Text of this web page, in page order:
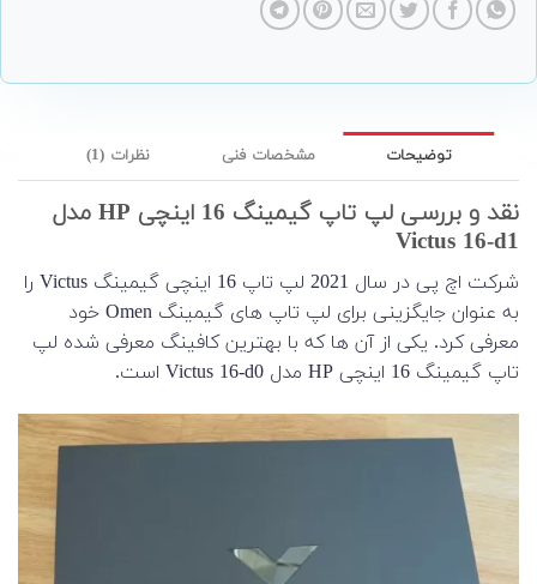
توضیحات مشخصات فنی نظرات (1)
نقد و بررسی لپ تاپ گیمینگ 16 اینچی HP مدل
Victus 16-d1
شرکت اچ پی در سال 2021 لپ تاپ 16 اینچی گیمینگ Victus را
به عنوان جایگزینی برای لپ تاپ های گیمینگ Omen خود
معرفی کرد. یکی از آن ها که با بهترین کافینگ معرفی شده لپ
تاپ گیمینگ 16 اینچی HP مدل Victus 16-d0 است.